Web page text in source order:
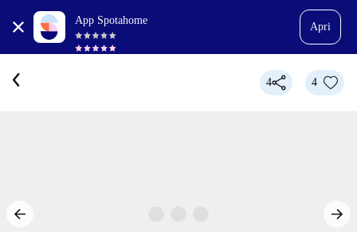
App Spotahome
Apri
4 4